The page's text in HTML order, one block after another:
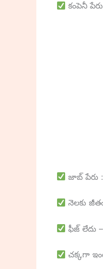
కంపెనీ
జాబ్ పేరు :
నెలకు
ఫీజ్ లేదు –
చక్కగా